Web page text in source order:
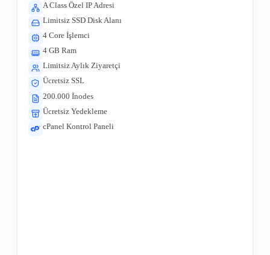
A Class Özel IP Adresi
Limitsiz SSD Disk Alanı
4 Core İşlemci
4 GB Ram
Limitsiz Aylık Ziyaretçi
Ücretsiz SSL
200.000 İnodes
Ücretsiz Yedekleme
cPanel Kontrol Paneli